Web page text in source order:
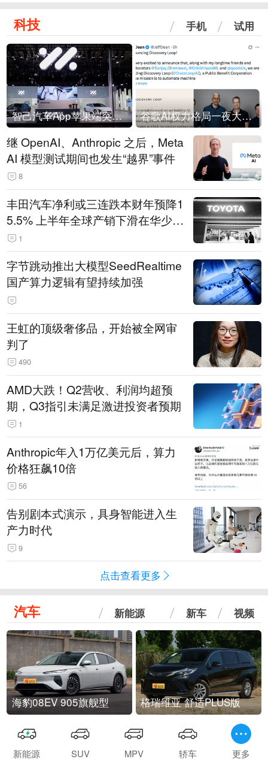
科技 手机 试用
智己汽车App苹果端突然“下架” 谷歌AI权力格局一夜大洗牌
继 OpenAI、Anthropic 之后，Meta
AI 模型测试期间也发生“越界”事件
8
丰田汽车净利或三连跌本财年预降1
5.5% 上半年全球产销下滑在华少卖
14.3万辆
1
字节跳动推出大模型SeedRealtime
国产算力逻辑有望持续加强
王虹的顶级奢侈品，开始被全网审
判了
490
AMD大跌！Q2营收、利润均超预
期，Q3指引未满足激进投资者预期
1
Anthropic年入1万亿美元后，算力
价格狂飙10倍
56
告别剧本式演示，具身智能进入生
产力时代
9
点击查看更多
汽车 新能源 新车 视频
海豹08EV 905旗舰型 格瑞维亚 舒适PLUS版
新能源 SUV MPV 轿车 更多